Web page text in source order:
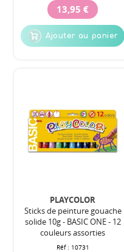
13,95 €
Ajouter au panier
PLAYCOLOR
Sticks de peinture gouache
solide 10g - BASIC ONE - 12
couleurs assorties
Réf : 10731